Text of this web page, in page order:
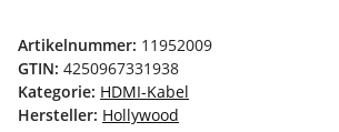
Artikelnummer: 11952009
GTIN: 4250967331938
Kategorie: HDMI-Kabel
Hersteller: Hollywood